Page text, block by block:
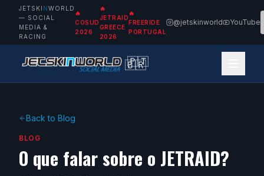
JETSKI NWORLD
— SOCIAL
MEDIA &
RACING
🔥
COSUD
2026
🔥
JETRAID
GREECE
2026
🔥
FREERIDE
PORTUGAL
@jetskinworld YouTube
🇵🇹
🇧🇷
Back to Blog
BLOG
O que falar sobre o JETRAID?